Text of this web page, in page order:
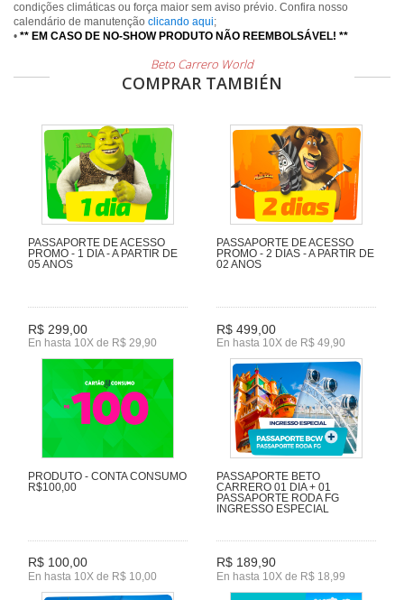
condições climáticas ou força maior sem aviso prévio. Confira nosso
calendário de manutenção clicando aqui;
• ** EM CASO DE NO-SHOW PRODUTO NÃO REEMBOLSÁVEL! **
Beto Carrero World
COMPRAR TAMBIÉN
PASSAPORTE DE ACESSO
PROMO - 1 DIA - A PARTIR DE
05 ANOS
R$ 299,00
En hasta 10X de R$ 29,90
PASSAPORTE DE ACESSO
PROMO - 2 DIAS - A PARTIR DE
02 ANOS
R$ 499,00
En hasta 10X de R$ 49,90
PRODUTO - CONTA CONSUMO
R$100,00
R$ 100,00
En hasta 10X de R$ 10,00
PASSAPORTE BETO
CARRERO 01 DIA + 01
PASSAPORTE RODA FG
INGRESSO ESPECIAL
R$ 189,90
En hasta 10X de R$ 18,99